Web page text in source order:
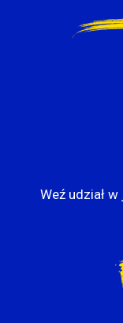
Weź udział